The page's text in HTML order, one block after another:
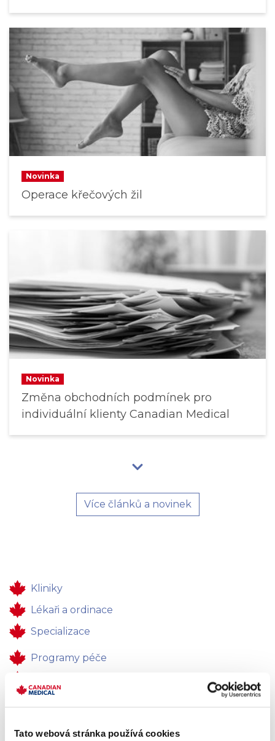
Tato webová stránka používá cookies
Novinka
Operace křečových žil
Novinka
Změna obchodních podmínek pro
individuální klienty Canadian Medical
Více článků a novinek
Kliniky
Lékaři a ordinace
Specializace
Programy péče
Kontakty